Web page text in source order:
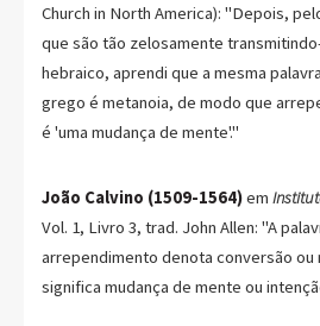
Church in North America): "Depois,
que são tão zelosamente
hebraico, aprendi que a mesma
grego é metanoia, de modo que
é 'uma mudança de mente'."
João Calvino (1509-1564)em
Vol. 1, Livro 3, trad. John Allen: "A
arrependimento denota conversão ou
significa mudança de mente ou